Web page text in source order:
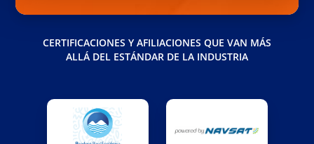
CERTIFICACIONES Y AFILIACIONES QUE VAN MÁS
ALLÁ DEL ESTÁNDAR DE LA INDUSTRIA